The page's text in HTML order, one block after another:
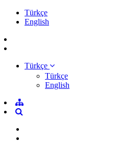
Türkçe
English
Türkçe
Türkçe
English